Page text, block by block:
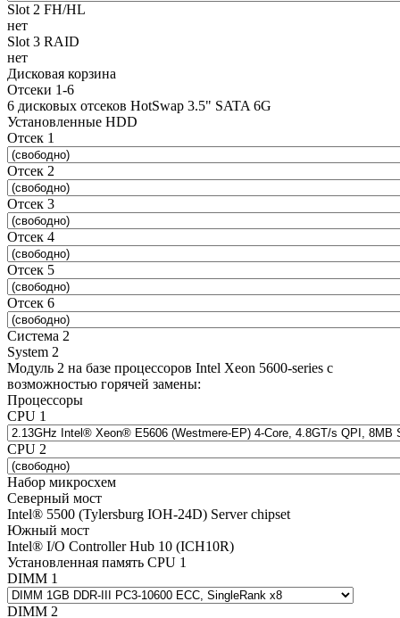
Slot 2 FH/HL
нет
Slot 3 RAID
нет
Дисковая корзина
Отсеки 1-6
6 дисковых отсеков HotSwap 3.5" SATA 6G
Установленные HDD
Отсек 1
Отсек 2
Отсек 3
Отсек 4
Отсек 5
Отсек 6
Система 2
System 2
Модуль 2 на базе процессоров Intel Xeon 5600-series с
возможностью горячей замены:
Процессоры
CPU 1
CPU 2
Набор микросхем
Северный мост
Intel® 5500 (Tylersburg IOH-24D) Server chipset
Южный мост
Intel® I/O Controller Hub 10 (ICH10R)
Установленная память CPU 1
DIMM 1
DIMM 2